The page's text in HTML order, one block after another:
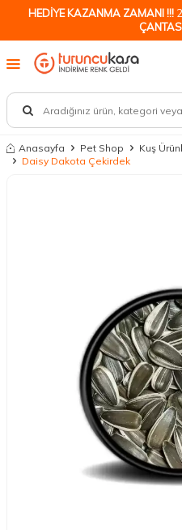
HEDİYE KAZANMA ZAMANI !!!
Anasayfa Pet Shop Kuş
Daisy Dakota Çekirdek